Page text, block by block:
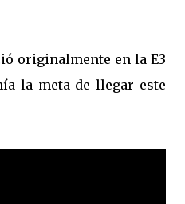
originalmente en la E3
la meta de llegar este